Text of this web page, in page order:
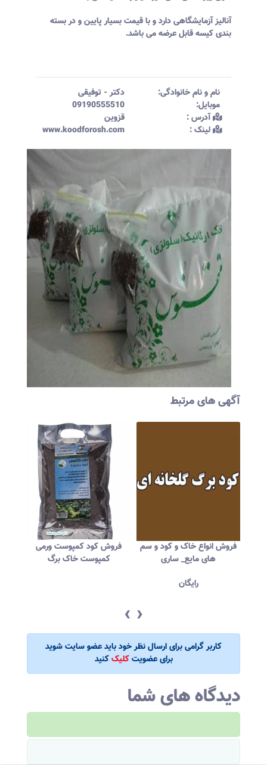
آنالیز آزمایشگاهی دارد و با قیمت بسیار پایین و در بسته
بندی کیسه قابل عرضه می باشد.
نام و نام خانوادگی:‌ دکتر - توفیقی
موبایل:‌
09190555510
آدرس :‌
قزوین
لینک :‌
www.koodforosh.com
آگهی های مرتبط
فروش کود کمپوست ورمی
کمپوست خاک برگ
فروش انواع خاک و کود و سم
های مایع_ ساری
رایگان
‹ ›
کاربر گرامی برای ارسال نظر خود باید عضو سایت شوید
برای عضویتکلیککنید
دیدگاه های شما